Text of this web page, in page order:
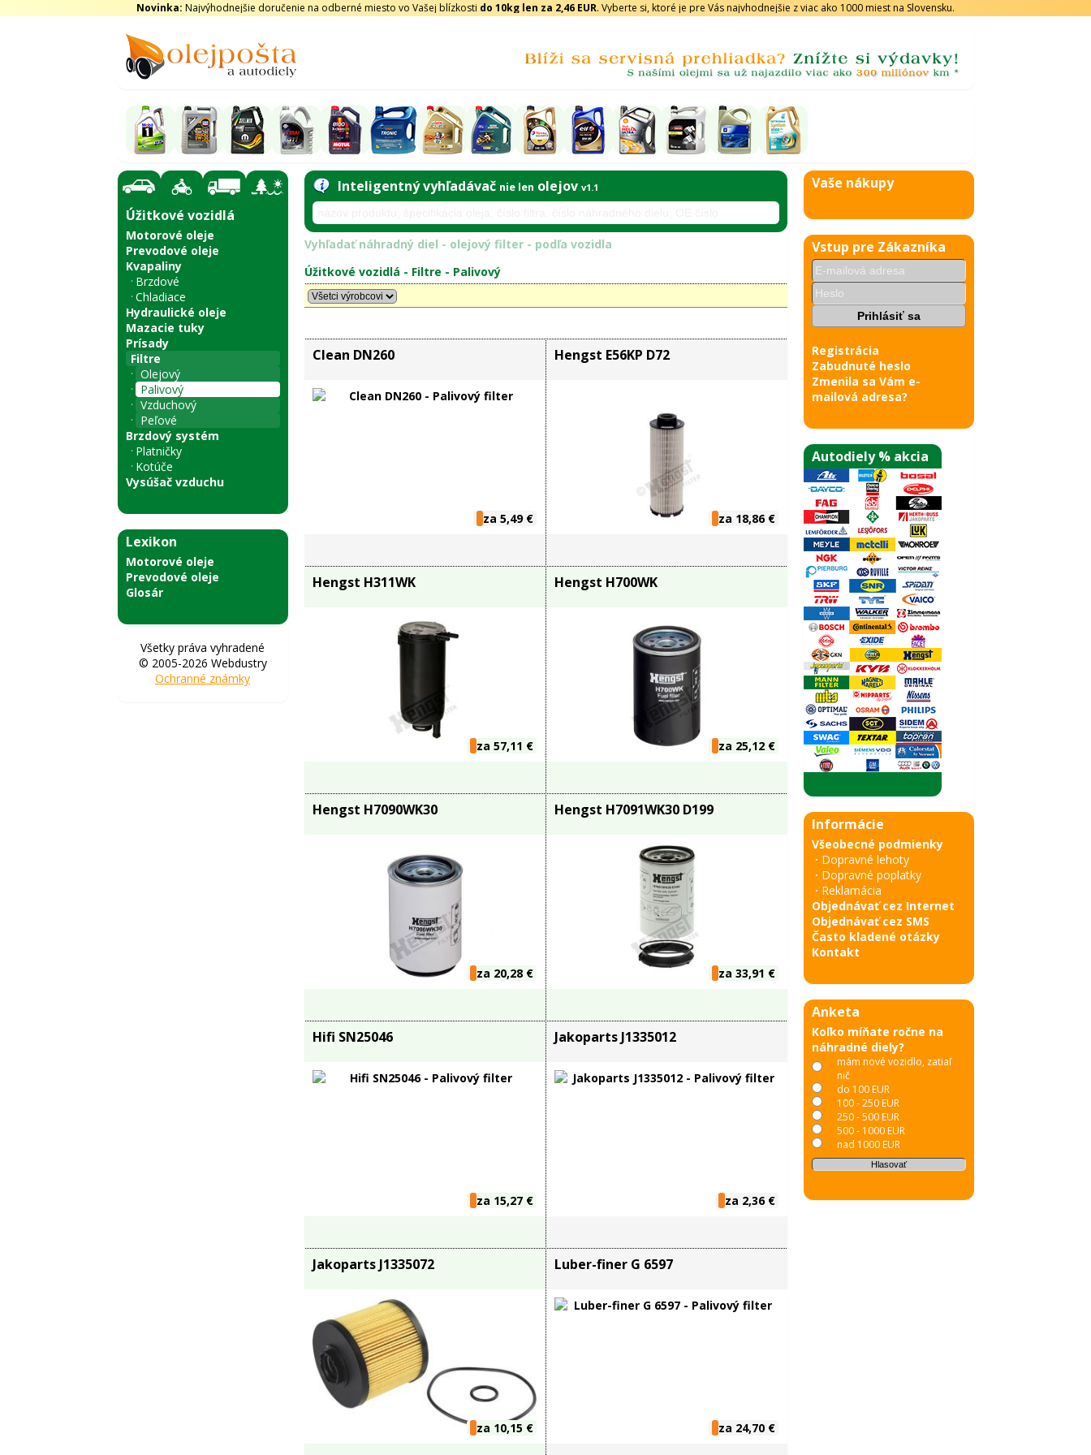
Novinka: Najvýhodnejšie doručenie na odberné miesto vo Vašej blízkosti do 10kg len za 2,46 EUR. Vyberte si, ktoré je pre Vás najvhodnejšie z viac ako 1000 miest na Slovensku.
Úžitkové vozidlá
Motorové oleje
Prevodové oleje
Kvapaliny
Brzdové
Chladiace
Hydraulické oleje
Mazacie tuky
Prísady
Filtre
Olejový
Palivový
Vzduchový
Peľové
Brzdový systém
Platničky
Kotúče
Vysúšač vzduchu
Lexikon
Motorové oleje
Prevodové oleje
Glosár
Všetky práva vyhradené
© 2005-2026 Webdustry
Ochranné známky
Inteligentný vyhľadávač nie len olejov v1.1
Vyhľadať náhradný diel - olejový filter - podľa vozidla
Úžitkové vozidlá - Filtre - Palivový
Clean DN260
za 5,49 €
Hengst E56KP D72
za 18,86 €
Hengst H311WK
za 57,11 €
Hengst H700WK
za 25,12 €
Hengst H7090WK30
za 20,28 €
Hengst H7091WK30 D199
za 33,91 €
Hifi SN25046
za 15,27 €
Jakoparts J1335012
za 2,36 €
Jakoparts J1335072
za 10,15 €
Luber-finer G 6597
za 24,70 €
Vaše nákupy
Vstup pre Zákazníka
Registrácia
Zabudnuté heslo
Zmenila sa Vám e-
mailová adresa?
Autodiely % akcia
Informácie
Všeobecné podmienky
· Dopravné lehoty
· Dopravné poplatky
· Reklamácia
Objednávať cez Internet
Objednávať cez SMS
Často kladené otázky
Kontakt
Anketa
Koľko míňate ročne na
náhradné diely?
mám nové vozidlo, zatiaľ
nič
do 100 EUR
100 - 250 EUR
250 - 500 EUR
500 - 1000 EUR
nad 1000 EUR